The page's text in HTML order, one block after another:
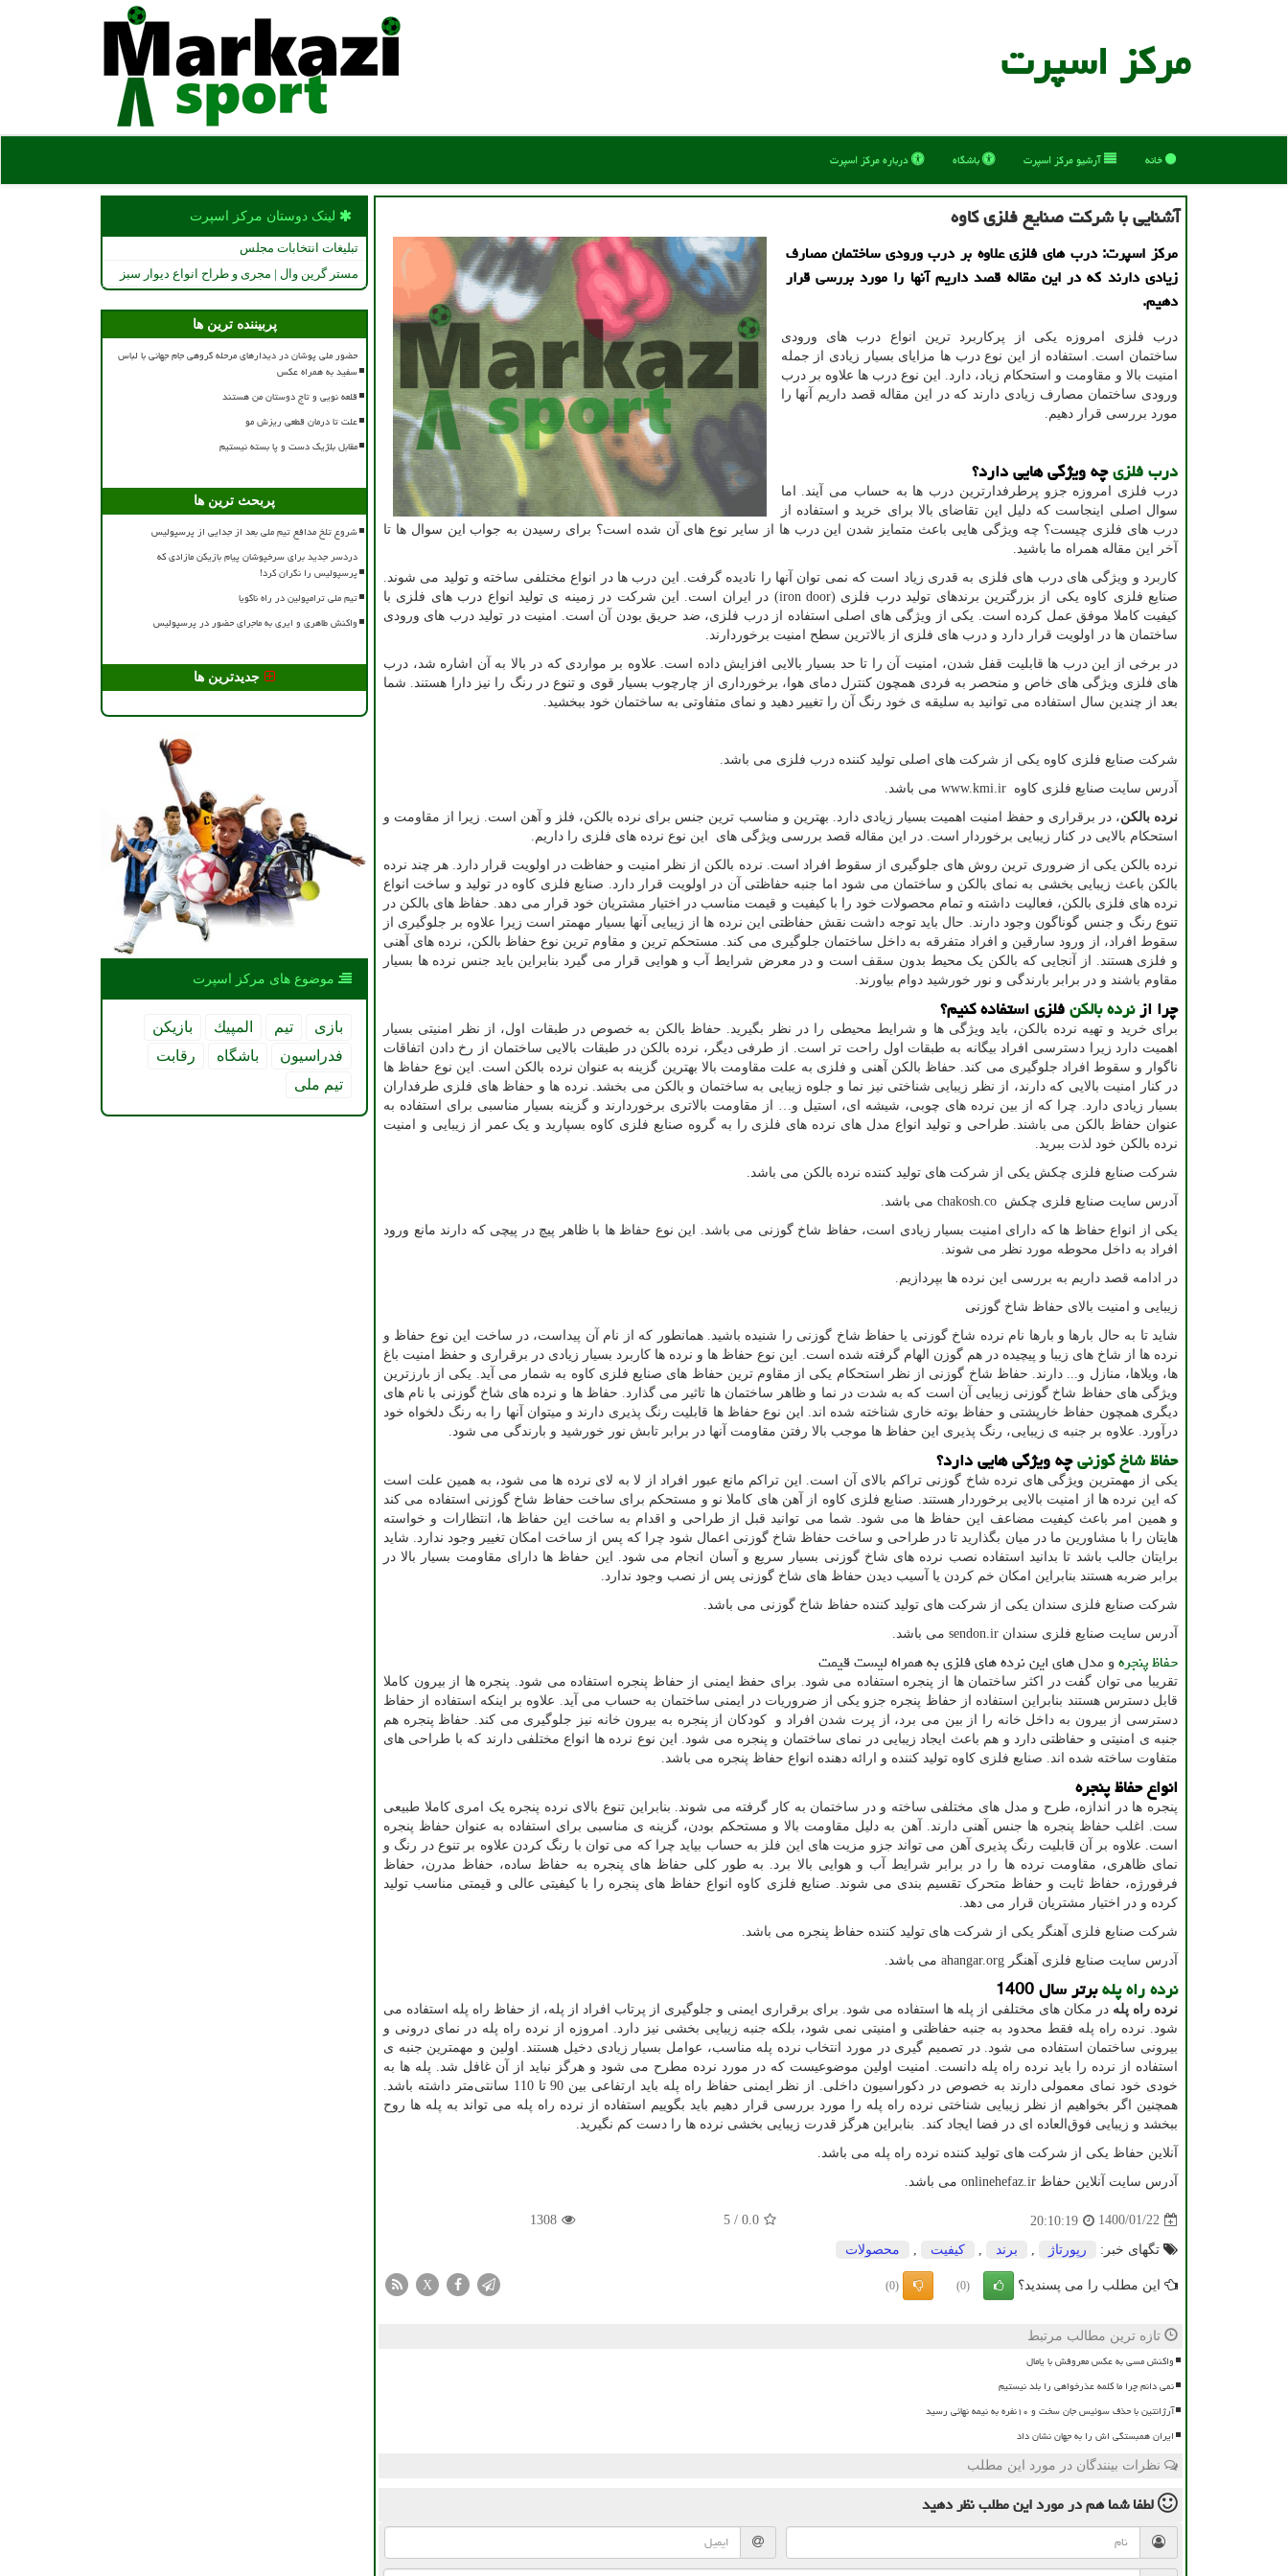
مركز اسپرت
خانه آرشیو مركز اسپرت باشگاه درباره مركز اسپرت
آشنایی با شركت صنایع فلزی كاوه
مركز اسپرت: درب های فلزی علاوه بر درب ورودی ساختمان مصارف
زیادی دارند كه در این مقاله قصد داریم آنها را مورد بررسی قرار
دهیم.
درب فلزی امروزه یکی از پرکاربرد ترین انواع درب های ورودی
ساختمان است. استفاده از این نوع درب ها مزایای بسیار زیادی از جمله
امنیت بالا و مقاومت و استحکام زیاد، دارد. این نوع درب ها علاوه بر درب
ورودی ساختمان مصارف زیادی دارند که در این مقاله قصد داریم آنها را
مورد بررسی قرار دهیم.
درب فلزیچه ویژگی هایی دارد؟
درب فلزی امروزه جزو پرطرفدارترین درب ها به حساب می آیند. اما
سوال اصلی اینجاست که دلیل این تقاضای بالا برای خرید و استفاده از
درب های فلزی چیست؟ چه ویژگی هایی باعث متمایز شدن این درب ها از سایر نوع های آن شده است؟ برای رسیدن به جواب این سوال ها تا
آخر این مقاله همراه ما باشید.
کاربرد و ویژگی های درب های فلزی به قدری زیاد است که نمی توان آنها را نادیده گرفت. این درب ها در انواع مختلفی ساخته و تولید می شوند.
صنایع فلزی کاوه یکی از بزرگترین برندهای تولید درب فلزی (iron door) در ایران است. این شرکت در زمینه ی تولید انواع درب های فلزی با
کیفیت کاملا موفق عمل کرده است. یکی از ویژگی های اصلی استفاده از درب فلزی، ضد حریق بودن آن است. امنیت در تولید درب های ورودی
ساختمان ها در اولویت قرار دارد و درب های فلزی از بالاترین سطح امنیت برخوردارند.
در برخی از این درب ها قابلیت قفل شدن، امنیت آن را تا حد بسیار بالایی افزایش داده است. علاوه بر مواردی که در بالا به آن اشاره شد، درب
های فلزی ویژگی های خاص و منحصر به فردی همچون کنترل دمای هوا، برخورداری از چارچوب بسیار قوی و تنوع در رنگ را نیز دارا هستند. شما
بعد از چندین سال استفاده می توانید به سلیقه ی خود رنگ آن را تغییر دهید و نمای متفاوتی به ساختمان خود ببخشید.
شرکت صنایع فلزی کاوه یکی از شرکت های اصلی تولید کننده درب فلزی می باشد.
آدرس سایت صنایع فلزی کاوه www.kmi.ir می باشد.
نرده بالکن، در برقراری و حفظ امنیت اهمیت بسیار زیادی دارد. بهترین و مناسب ترین جنس برای نرده بالکن، فلز و آهن است. زیرا از مقاومت و
استحکام بالایی در کنار زیبایی برخوردار است. در این مقاله قصد بررسی ویژگی های این نوع نرده های فلزی را داریم.
نرده بالکن یکی از ضروری ترین روش های جلوگیری از سقوط افراد است. نرده بالکن از نظر امنیت و حفاظت در اولویت قرار دارد. هر چند نرده
بالکن باعث زیبایی بخشی به نمای بالکن و ساختمان می شود اما جنبه حفاظتی آن در اولویت قرار دارد. صنایع فلزی کاوه در تولید و ساخت انواع
نرده های فلزی بالکن، فعالیت داشته و تمام محصولات خود را با کیفیت و قیمت مناسب در اختیار مشتریان خود قرار می دهد. حفاظ های بالکن در
تنوع رنگ و جنس گوناگون وجود دارند. حال باید توجه داشت نقش حفاظتی این نرده ها از زیبایی آنها بسیار مهمتر است زیرا علاوه بر جلوگیری از
سقوط افراد، از ورود سارقین و افراد متفرقه به داخل ساختمان جلوگیری می کند. مستحکم ترین و مقاوم ترین نوع حفاظ بالکن، نرده های آهنی
و فلزی هستند. از آنجایی که بالکن یک محیط بدون سقف است و در معرض شرایط آب و هوایی قرار می گیرد بنابراین باید جنس نرده ها بسیار
مقاوم باشند و در برابر بارندگی و نور خورشید دوام بیاورند.
چرا ازنرده بالکنفلزی استفاده کنیم؟
برای خرید و تهیه نرده بالکن، باید ویژگی ها و شرایط محیطی را در نظر بگیرید. حفاظ بالکن به خصوص در طبقات اول، از نظر امنیتی بسیار
اهمیت دارد زیرا دسترسی افراد بیگانه به طبقات اول راحت تر است. از طرفی دیگر، نرده بالکن در طبقات بالایی ساختمان از رخ دادن اتفاقات
ناگوار و سقوط افراد جلوگیری می کند. حفاظ بالکن آهنی و فلزی به علت مقاومت بالا بهترین گزینه به عنوان نرده بالکن است. این نوع حفاظ ها
در کنار امنیت بالایی که دارند، از نظر زیبایی شناختی نیز نما و جلوه زیبایی به ساختمان و بالکن می بخشد. نرده ها و حفاظ های فلزی طرفداران
بسیار زیادی دارد. چرا که از بین نرده های چوبی، شیشه ای، استیل و… از مقاومت بالاتری برخوردارند و گزینه بسیار مناسبی برای استفاده به
عنوان حفاظ بالکن می باشند. طراحی و تولید انواع مدل های نرده های فلزی را به گروه صنایع فلزی کاوه بسپارید و یک عمر از زیبایی و امنیت
نرده بالکن خود لذت ببرید.
شرکت صنایع فلزی چکش یکی از شرکت های تولید کننده نرده بالکن می باشد.
آدرس سایت صنایع فلزی چکش chakosh.co می باشد.
یکی از انواع حفاظ ها که دارای امنیت بسیار زیادی است، حفاظ شاخ گوزنی می باشد. این نوع حفاظ ها با ظاهر پیچ در پیچی که دارند مانع ورود
افراد به داخل محوطه مورد نظر می شوند.
در ادامه قصد داریم به بررسی این نرده ها بپردازیم.
زیبایی و امنیت بالای حفاظ شاخ گوزنی
شاید تا به حال بارها و بارها نام نرده شاخ گوزنی یا حفاظ شاخ گوزنی را شنیده باشید. همانطور که از نام آن پیداست، در ساخت این نوع حفاظ و
نرده ها از شاخ های زیبا و پیچیده در هم گوزن الهام گرفته شده است. این نوع حفاظ ها و نرده ها کاربرد بسیار زیادی در برقراری و حفظ امنیت باغ
ها، ویلاها، منازل و... دارند. حفاظ شاخ گوزنی از نظر استحکام یکی از مقاوم ترین حفاظ های صنایع فلزی کاوه به شمار می آید. یکی از بارزترین
ویژگی های حفاظ شاخ گوزنی زیبایی آن است که به شدت در نما و ظاهر ساختمان ها تاثیر می گذارد. حفاظ ها و نرده های شاخ گوزنی با نام های
دیگری همچون حفاظ خارپشتی و حفاظ بوته خاری شناخته شده اند. این نوع حفاظ ها قابلیت رنگ پذیری دارند و میتوان آنها را به رنگ دلخواه خود
درآورد. علاوه بر جنبه ی زیبایی، رنگ پذیری این حفاظ ها موجب بالا رفتن مقاومت آنها در برابر تابش نور خورشید و بارندگی می شود.
حفاظ شاخ گوزنیچه ویژگی هایی دارد؟
یکی از مهمترین ویژگی های نرده شاخ گوزنی تراکم بالای آن است. این تراکم مانع عبور افراد از لا به لای نرده ها می شود، به همین علت است
که این نرده ها از امنیت بالایی برخوردار هستند. صنایع فلزی کاوه از آهن های کاملا نو و مستحکم برای ساخت حفاظ شاخ گوزنی استفاده می کند
و همین امر باعث کیفیت مضاعف این حفاظ ها می شود. شما می توانید قبل از طراحی و اقدام به ساخت این حفاظ ها، انتظارات و خواسته
هایتان را با مشاورین ما در میان بگذارید تا در طراحی و ساخت حفاظ شاخ گوزنی اعمال شود چرا که پس از ساخت امکان تغییر وجود ندارد. شاید
برایتان جالب باشد تا بدانید استفاده نصب نرده های شاخ گوزنی بسیار سریع و آسان انجام می شود. این حفاظ ها دارای مقاومت بسیار بالا در
برابر ضربه هستند بنابراین امکان خم کردن یا آسیب دیدن حفاظ های شاخ گوزنی پس از نصب وجود ندارد.
شرکت صنایع فلزی سندان یکی از شرکت های تولید کننده حفاظ شاخ گوزنی می باشد.
آدرس سایت صنایع فلزی سندان sendon.ir می باشد.
حفاظ پنجرهو مدل های این نرده های فلزی به همراه لیست قیمت
تقریبا می توان گفت در اکثر ساختمان ها از پنجره استفاده می شود. برای حفظ ایمنی از حفاظ پنجره استفاده می شود. پنجره ها از بیرون کاملا
قابل دسترس هستند بنابراین استفاده از حفاظ پنجره جزو یکی از ضروریات در ایمنی ساختمان به حساب می آید. علاوه بر اینکه استفاده از حفاظ
دسترسی از بیرون به داخل خانه را از بین می برد، از پرت شدن افراد و کودکان از پنجره به بیرون خانه نیز جلوگیری می کند. حفاظ پنجره هم
جنبه ی امنیتی و حفاظتی دارد و هم باعث ایجاد زیبایی در نمای ساختمان و پنجره می شود. این نوع نرده ها انواع مختلفی دارند که با طراحی های
متفاوت ساخته شده اند. صنایع فلزی کاوه تولید کننده و ارائه دهنده انواع حفاظ پنجره می باشد.
انواع حفاظ پنجره
پنجره ها در اندازه، طرح و مدل های مختلفی ساخته و در ساختمان به کار گرفته می شوند. بنابراین تنوع بالای نرده پنجره یک امری کاملا طبیعی
ست. اغلب حفاظ پنجره ها جنس آهنی دارند. آهن به دلیل مقاومت بالا و مستحکم بودن، گزینه ی مناسبی برای استفاده به عنوان حفاظ پنجره
است. علاوه بر آن قابلیت رنگ پذیری آهن می تواند جزو مزیت های این فلز به حساب بیاید چرا که می توان با رنگ کردن علاوه بر تنوع در رنگ و
نمای ظاهری، مقاومت نرده ها را در برابر شرایط آب و هوایی بالا برد. به طور کلی حفاظ های پنجره به حفاظ ساده، حفاظ مدرن، حفاظ
فرفورژه، حفاظ ثابت و حفاظ متحرک تقسیم بندی می شوند. صنایع فلزی کاوه انواع حفاظ های پنجره را با کیفیتی عالی و قیمتی مناسب تولید
کرده و در اختیار مشتریان قرار می دهد.
شرکت صنایع فلزی آهنگر یکی از شرکت های تولید کننده حفاظ پنجره می باشد.
آدرس سایت صنایع فلزی آهنگر ahangar.org می باشد.
نرده راه پلهبرتر سال 1400
نرده راه پله در مکان های مختلفی از پله ها استفاده می شود. برای برقراری ایمنی و جلوگیری از پرتاب افراد از پله، از حفاظ راه پله استفاده می
شود. نرده راه پله فقط محدود به جنبه حفاظتی و امنیتی نمی شود، بلکه جنبه زیبایی بخشی نیز دارد. امروزه از نرده راه پله در نمای درونی و
بیرونی ساختمان استفاده می شود. در تصمیم گیری در مورد انتخاب نرده پله مناسب، عوامل بسیار زیادی دخیل هستند. اولین و مهمترین جنبه ی
استفاده از نرده را باید نرده راه پله دانست. امنیت اولین موضوعیست که در مورد نرده مطرح می شود و هرگز نباید از آن غافل شد. پله ها به
خودی خود نمای معمولی دارند به خصوص در دکوراسیون داخلی. از نظر ایمنی حفاظ راه پله باید ارتفاعی بین 90 تا 110 سانتی‌متر داشته باشد.
همچنین اگر بخواهیم از نظر زیبایی شناختی نرده راه پله را مورد بررسی قرار دهیم باید بگوییم استفاده از نرده راه پله می تواند به پله ها روح
ببخشد و زیبایی فوق‌العاده ای در فضا ایجاد کند. بنابراین هرگز قدرت زیبایی بخشی نرده ها را دست کم نگیرید.
آنلاین حفاظ یکی از شرکت های تولید کننده نرده راه پله می باشد.
آدرس سایت آنلاین حفاظ onlinehefaz.ir می باشد.
1400/01/22
20:10:19
0.0
/
5
1308
تگهای خبر: رپورتاژ برند كیفیت محصولات
این مطلب را می پسندید؟ (0)
(0)
X
تازه ترین مطالب مرتبط
واکنش مسی به عکس معروفش با یامال
نمی دانم چرا ما کلمه عذرخواهی را بلد نیستیم
آرژانتین با حذف سوئیس جان سخت و ۱۰نفره به نیمه نهائی رسید
ایران همبستگی اش را به جهان نشان داد
نظرات بینندگان در مورد این مطلب
لطفا شما همدر مورد این مطلبنظر دهید
لینک دوستان مركز اسپرت
تبلیغات انتخابات مجلس
مستر گرین وال | مجری و طراح انواع دیوار سبز
پربیننده ترین ها
حضور ملی پوشان در دیدارهای مرحله گروهی جام جهانی با لباس
سفید به همراه عکس
قلعه نویی و تاج دوستان من هستند
علت تا درمان قطعی ریزش مو
مقابل بلژیک دست و پا بسته نیستیم
پربحث ترین ها
شروع تلخ مدافع تیم ملی بعد از جدایی از پرسپولیس
دردسر جدید برای سرخپوشان پیام بازیکن مازادی که
پرسپولیس را نگران کرد!
تیم ملی ترامپولین در راه ناگویا
واکنش طاهری و ایری به ماجرای حضور در پرسپولیس
جدیدترین ها
موضوع های مركز اسپرت
بازی تیم المپیك
بازیكن
فدراسیون
باشگاه
رقابت
تیم ملی